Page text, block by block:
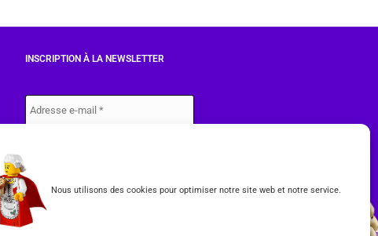
Nous utilisons des cookies pour optimiser notre site web et notre service.
INSCRIPTION À LA NEWSLETTER